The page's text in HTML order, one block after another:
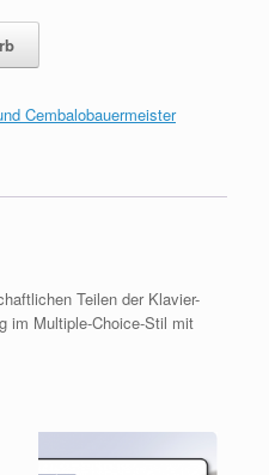
Cembalobauermeister
Teilen der Klavier-
im Multiple-Choice-Stil mit